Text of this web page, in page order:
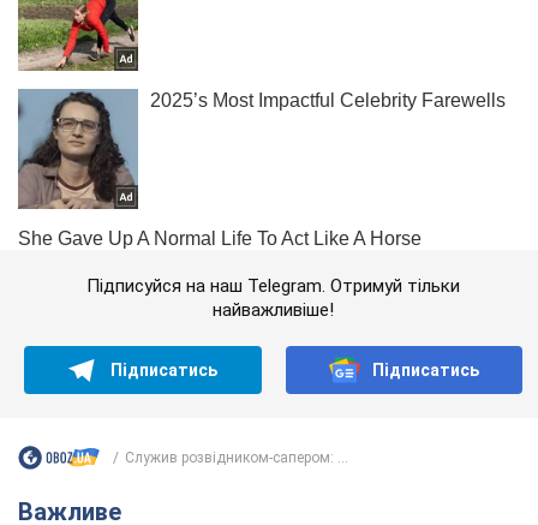
Підписуйся на наш Telegram. Отримуй тільки
найважливіше!
Підписатись Підписатись
Служив розвідником-сапером: ...
Важливе